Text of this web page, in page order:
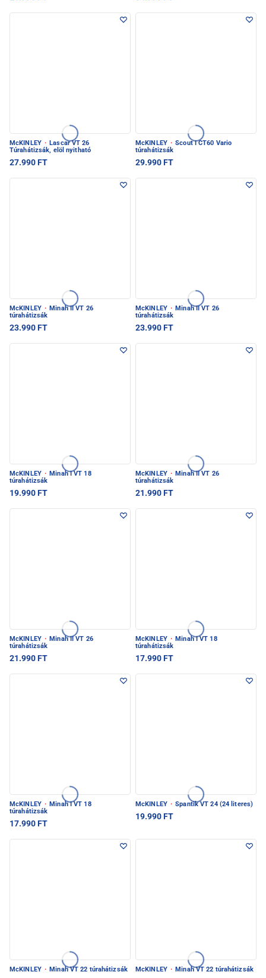
McKINLEY · Lascar VT 26
Túrahátizsák, elöl nyitható
27.990 FT
McKINLEY · Scout I CT60 Vario
túrahátizsák
29.990 FT
McKINLEY · Minah II VT 26
túrahátizsák
23.990 FT
McKINLEY · Minah II VT 26
túrahátizsák
23.990 FT
McKINLEY · Minah I VT 18
túrahátizsák
19.990 FT
McKINLEY · Minah II VT 26
túrahátizsák
21.990 FT
McKINLEY · Minah II VT 26
túrahátizsák
21.990 FT
McKINLEY · Minah I VT 18
túrahátizsák
17.990 FT
McKINLEY · Minah I VT 18
túrahátizsák
17.990 FT
McKINLEY · Spantik VT 24 (24 literes)
19.990 FT
McKINLEY · Minah VT 22 túrahátizsák McKINLEY · Minah VT 22 túrahátizsák